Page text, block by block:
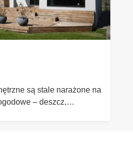
są stale narażone na
– deszcz,